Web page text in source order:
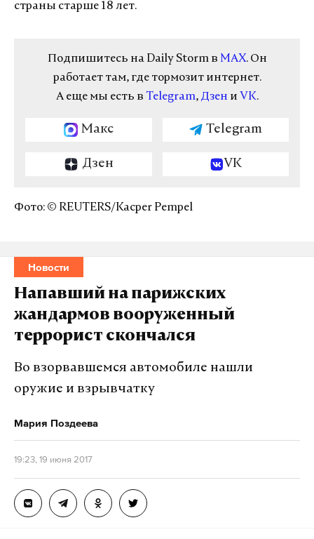
страны старше 18 лет.
Подпишитесь на Daily Storm в MAX. Он
работает там, где тормозит интернет.
А еще мы есть в Telegram, Дзен и VK.
Макс Telegram
Дзен VK
Фото: © REUTERS/Kacper Pempel
Новости
Напавший на парижских
жандармов вооруженный
террорист скончался
Во взорвавшемся автомобиле нашли
оружие и взрывчатку
Мария Поздеева
19:23, 19 июня 2017